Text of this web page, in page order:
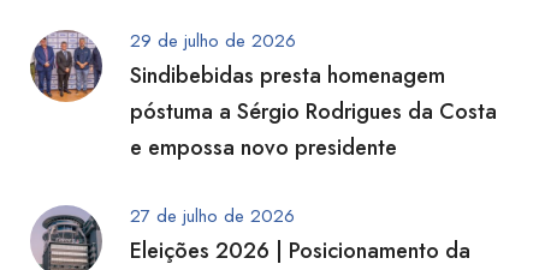
29 de julho de 2026
Sindibebidas presta homenagem
póstuma a Sérgio Rodrigues da Costa
e empossa novo presidente
27 de julho de 2026
Eleições 2026 | Posicionamento da